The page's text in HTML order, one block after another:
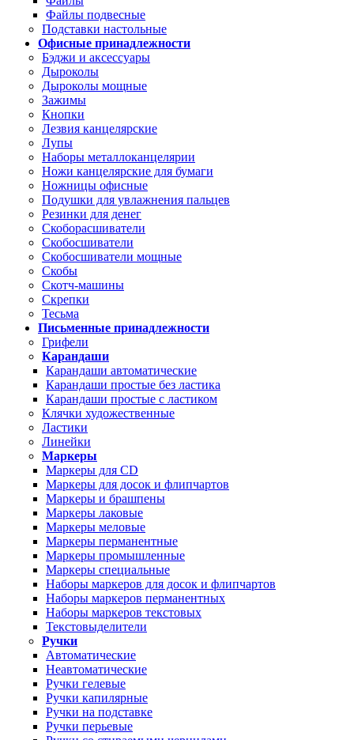
Файлы подвесные
Подставки настольные
Офисные принадлежности
Бэджи и аксессуары
Дыроколы
Дыроколы мощные
Зажимы
Кнопки
Лезвия канцелярские
Лупы
Наборы металлоканцелярии
Ножи канцелярские для бумаги
Ножницы офисные
Подушки для увлажнения пальцев
Резинки для денег
Скоборасшиватели
Скобосшиватели
Скобосшиватели мощные
Скобы
Скотч-машины
Скрепки
Тесьма
Письменные принадлежности
Грифели
Карандаши
Карандаши автоматические
Карандаши простые без ластика
Карандаши простые с ластиком
Клячки художественные
Ластики
Линейки
Маркеры
Маркеры для CD
Маркеры для досок и флипчартов
Маркеры и брашпены
Маркеры лаковые
Маркеры меловые
Маркеры перманентные
Маркеры промышленные
Маркеры специальные
Наборы маркеров для досок и флипчартов
Наборы маркеров перманентных
Наборы маркеров текстовых
Текстовыделители
Ручки
Автоматические
Неавтоматические
Ручки гелевые
Ручки капилярные
Ручки на подставке
Ручки перьевые